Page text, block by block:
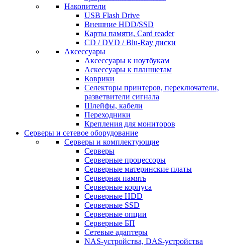
Накопители
USB Flash Drive
Внешние HDD/SSD
Карты памяти, Card reader
CD / DVD / Blu-Ray диски
Аксессуары
Аксессуары к ноутбукам
Аскессуары к планшетам
Коврики
Селекторы принтеров, переключатели,
разветвители сигнала
Шлейфы, кабели
Переходники
Крепления для мониторов
Серверы и сетевое оборудование
Серверы и комплектующие
Серверы
Серверные процессоры
Серверные материнские платы
Серверная память
Серверные корпуса
Серверные HDD
Серверные SSD
Серверные опции
Серверные БП
Сетевые адаптеры
NAS-устройства, DAS-устройства